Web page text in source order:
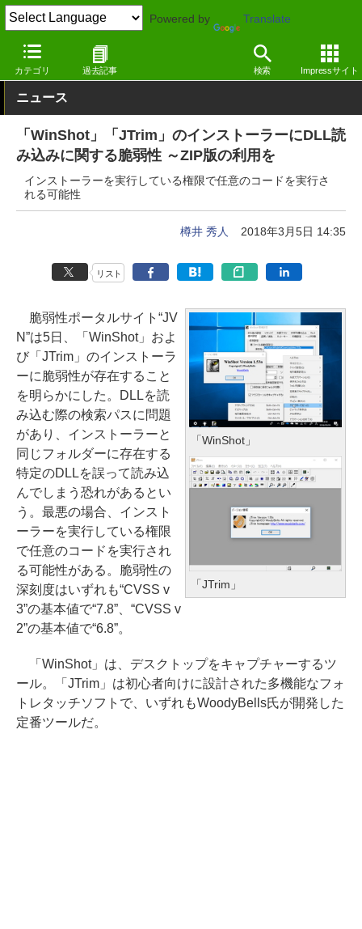
Powered by Translate
カテゴリ 過去記事 検索 Impressサイト
窓の杜 セキュリティ
ニュース
「WinShot」「JTrim」のインストーラーにDLL読
み込みに関する脆弱性 ～ZIP版の利用を
インストーラーを実行している権限で任意のコードを実行さ
れる可能性
樽井 秀人 2018年3月5日 14:35
リスト
「WinShot」
「JTrim」
脆弱性ポータルサイト“JV
N”は5日、「WinShot」およ
び「JTrim」のインストーラ
ーに脆弱性が存在すること
を明らかにした。DLLを読
み込む際の検索パスに問題
があり、インストーラーと
同じフォルダーに存在する
特定のDLLを誤って読み込
んでしまう恐れがあるとい
う。最悪の場合、インスト
ーラーを実行している権限
で任意のコードを実行され
る可能性がある。脆弱性の
深刻度はいずれも“CVSS v
3”の基本値で“7.8”、“CVSS v
2”の基本値で“6.8”。
「WinShot」は、デスクトップをキャプチャーするツ
ール。「JTrim」は初心者向けに設計された多機能なフォ
トレタッチソフトで、いずれもWoodyBells氏が開発した
定番ツールだ。